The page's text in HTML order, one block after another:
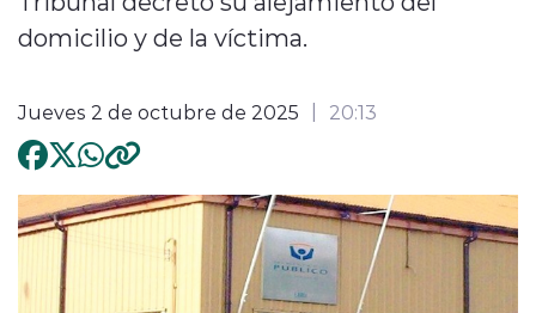
domicilio y de la víctima.
Jueves 2 de octubre de 2025 20:13